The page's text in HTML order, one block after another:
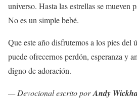
universo. Hasta las estrellas se mueven
No es un simple bebé.
Que este año disfrutemos a los pies del
puede ofrecernos perdón, esperanza y
digno de adoración.
— Devocional escrito porAndy